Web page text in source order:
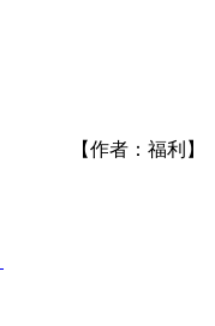
【作者：福利】